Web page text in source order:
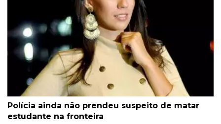
Polícia ainda não prendeu suspeito de matar
estudante na fronteira